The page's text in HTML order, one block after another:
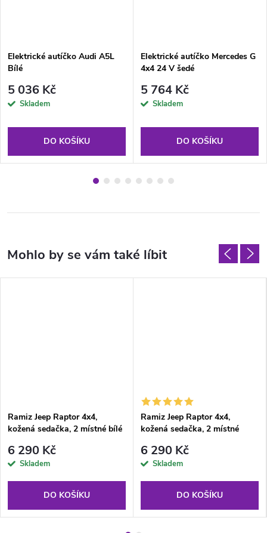
Elektrické autíčko Audi A5L
Bílé
5 036 Kč
Skladem
DO KOŠÍKU
Elektrické autíčko Mercedes G
4x4 24 V šedé
5 764 Kč
Skladem
DO KOŠÍKU
Ramiz Jeep Raptor 4x4,
kožená sedačka, 2 místné bílé
6 290 Kč
Skladem
DO KOŠÍKU
Ramiz Jeep Raptor 4x4,
kožená sedačka, 2 místné
6 290 Kč
Skladem
DO KOŠÍKU